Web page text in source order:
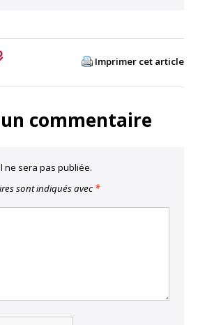
Imprimer cet article
commentaire
ne sera pas publiée.
sont indiqués avec *